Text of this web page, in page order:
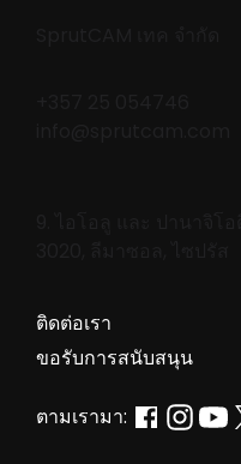
ติดต่อเรา
ขอรับการสนับสนุน
ตามเรามา: